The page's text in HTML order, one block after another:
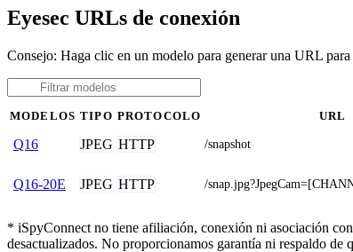
Eyesec URLs de conexión
Consejo: Haga clic en un modelo para generar una URL para
MODELOS TIPO PROTOCOLO URL
Q16 JPEG HTTP /snapshot
Q16-20E JPEG HTTP /
* iSpyConnect no tiene afiliación, conexión ni asociación
desactualizados. No proporcionamos garantía ni respaldo de